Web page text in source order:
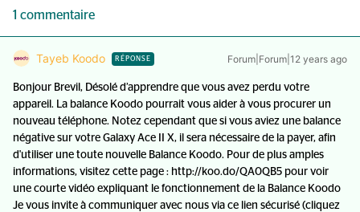
1 commentaire
Tayeb Koodo RÉPONSE Forum|Forum|12 years ago
Bonjour Brevil, Désolé d’apprendre que vous avez perdu votre
appareil. La balance Koodo pourrait vous aider à vous procurer un
nouveau téléphone. Notez cependant que si vous aviez une balance
négative sur votre Galaxy Ace II X, il sera nécessaire de la payer, afin
d'utiliser une toute nouvelle Balance Koodo. Pour de plus amples
informations, visitez cette page : http://koo.do/QA0QB5 pour voir
une courte vidéo expliquant le fonctionnement de la Balance Koodo
Je vous invite à communiquer avec nous via ce lien sécurisé (cliquez